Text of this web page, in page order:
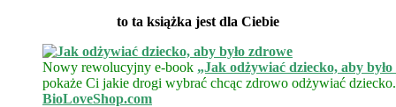
to ta książka jest dla Ciebie
Nowy rewolucyjny e-book „Jak odżywiać dziecko, aby
pokaże Ci jakie drogi wybrać chcąc zdrowo odżywiać
BioLoveShop.com